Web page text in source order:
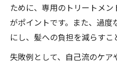
ために、専用のトリートメ
がポイントです。また、過度
にし、髪への負担を減らすこ
失敗例として、自己流のケ